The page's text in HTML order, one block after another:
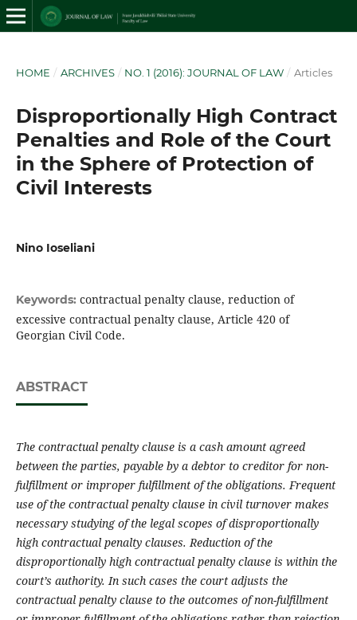
HOME / ARCHIVES / NO. 1 (2016): JOURNAL OF LAW / Articles
Disproportionally High Contract
Penalties and Role of the Court
in the Sphere of Protection of
Civil Interests
Nino Ioseliani
Keywords: contractual penalty clause, reduction of
excessive contractual penalty clause, Article 420 of
Georgian Civil Code.
ABSTRACT
The contractual penalty clause is a cash amount agreed
between the parties, payable by a debtor to creditor for non-
fulfillment or improper fulfillment of the obligations. Frequent
use of the contractual penalty clause in civil turnover makes
necessary studying of the legal scopes of disproportionally
high contractual penalty clauses. Reduction of the
disproportionally high contractual penalty clause is within the
court’s authority. In such cases the court adjusts the
contractual penalty clause to the outcomes of non-fulfillment